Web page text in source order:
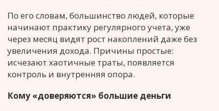
По его словам, большинство людей, которые
начинают практику регулярного учета, уже
через месяц видят рост накоплений даже без
увеличения дохода. Причины простые:
исчезают хаотичные траты, появляется
контроль и внутренняя опора.
Кому «доверяются» большие деньги